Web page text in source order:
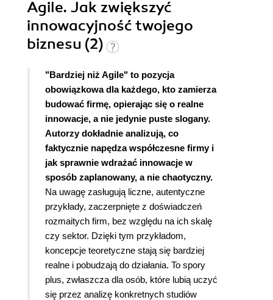
Agile. Jak zwiększyć
innowacyjność twojego
biznesu (2)
"Bardziej niż Agile" to pozycja
obowiązkowa dla każdego, kto zamierza
budować firmę, opierając się o realne
innowacje, a nie jedynie puste slogany.
Autorzy dokładnie analizują, co
faktycznie napędza współczesne firmy i
jak sprawnie wdrażać innowacje w
sposób zaplanowany, a nie chaotyczny.
Na uwagę zasługują liczne, autentyczne
przykłady, zaczerpnięte z doświadczeń
rozmaitych firm, bez względu na ich skalę
czy sektor. Dzięki tym przykładom,
koncepcje teoretyczne stają się bardziej
realne i pobudzają do działania. To spory
plus, zwłaszcza dla osób, które lubią uczyć
się przez analizę konkretnych studiów